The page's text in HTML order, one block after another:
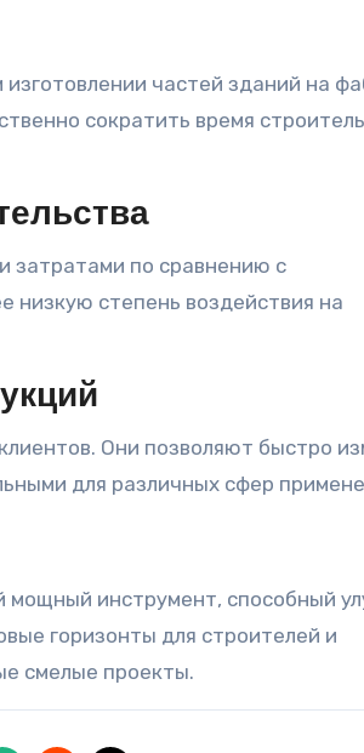
частей зданий на
сократить время
затратами по сравнению с
низкую степень воздействия на
Они позволяют быстро
для различных сфер
мощный инструмент, способный
горизонты для строителей и
смелые проекты.